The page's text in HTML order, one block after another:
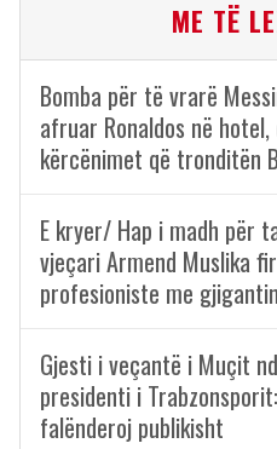
ME TË
Bomba për të vrarë
afruar Ronaldos në
kërcënimet që tronditën
E kryer/ Hap i madh për
vjeçari Armend Muslika
profesioniste me
Gjesti i veçantë i Muçit
presidenti i
falënderoj publikisht